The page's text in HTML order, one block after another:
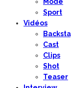
Sport
Vidéos
Cast
Clips
Shot
Teaser